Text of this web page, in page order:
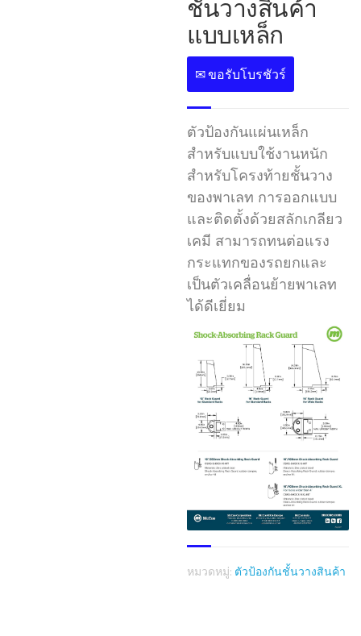
ชั้นวางสินค้า
แบบเหล็ก
✉ ขอรับโบรชัวร์
ตัวป้องกันแผ่นเหล็ก
สำหรับแบบใช้งานหนัก
สำหรับโครงท้ายชั้นวาง
ของพาเลท การออกแบบ
และติดตั้งด้วยสลักเกลียว
เคมี สามารถทนต่อแรง
กระแทกของรถยกและ
เป็นตัวเคลื่อนย้ายพาเลท
ได้ดีเยี่ยม
หมวดหมู่: ตัวป้องกันชั้นวางสินค้า